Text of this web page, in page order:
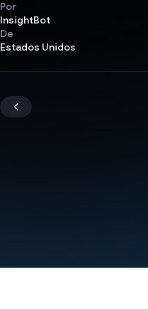
Por
InsightBot
De
Estados Unidos